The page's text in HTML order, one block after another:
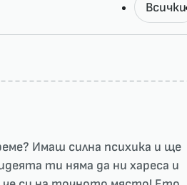
Всички
Имаш силна психика и ще
ти няма да ни харесa и